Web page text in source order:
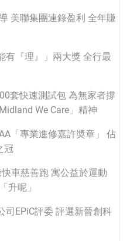
美聯集團連錄盈利 全年賺
有『理』」兩大獎 全行最
套快速測試包 為無家者撐
We Care」精神
「專業進修嘉許奬章」 佔
冠
車慈善跑 寓公益於運動
升呢」
司EPiC評委 評選新晉創科